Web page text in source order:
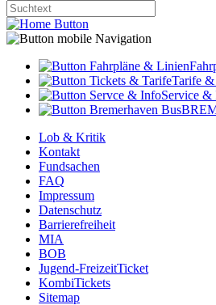
Tarife
Service &
Lob & Kritik
Kontakt
Fundsachen
FAQ
Impressum
Datenschutz
Barrierefreiheit
MIA
BOB
Jugend-FreizeitTicket
KombiTickets
Sitemap